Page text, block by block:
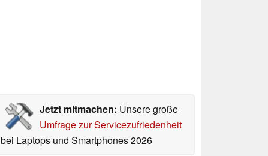
Jetzt mitmachen: Unsere große
Umfrage zur Servicezufriedenheit
bei Laptops und Smartphones 2026